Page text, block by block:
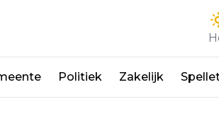
Politiek Zakelijk